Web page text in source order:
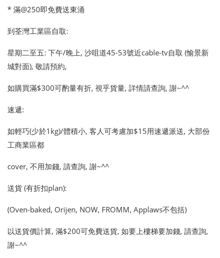
* 滿@250即免費送東涌
到荃灣工業區自取:
星期二至五: 下午/晚上, 沙咀道45-53號近cable-tv自取 (愉景新
城對面), 敬請預約,
如購買滿$300可酌量有折, 視乎貨量, 詳情請查詢, 謝~^^
速遞:
如輕巧(少於1kg)/體積小, 客人可考慮加$15用速遞派送, 大部份
工商業區都
cover, 不用加錢, 請查詢, 謝~^^
送貨 (有折扣plan):
(Oven-baked, Orijen, NOW, FROMM, Applaws不包括)
以送貨價計算, 滿$200可免費送貨, 如要上樓梯要加錢, 請查詢,
謝~^^